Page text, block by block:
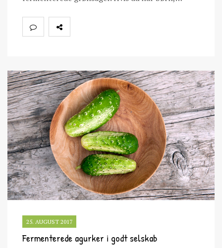
25. AUGUST 2017
Fermenterede agurker i godt selskab